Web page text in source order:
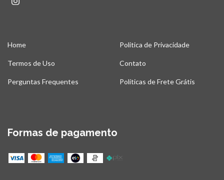
Home Politica de Privacidade
Termos de Uso Contato
Perguntas Frequentes Políticas de Frete Grátis
Formas de pagamento